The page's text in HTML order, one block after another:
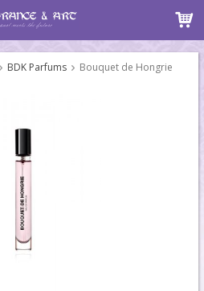
BDK Parfums Bouquet de Hongrie